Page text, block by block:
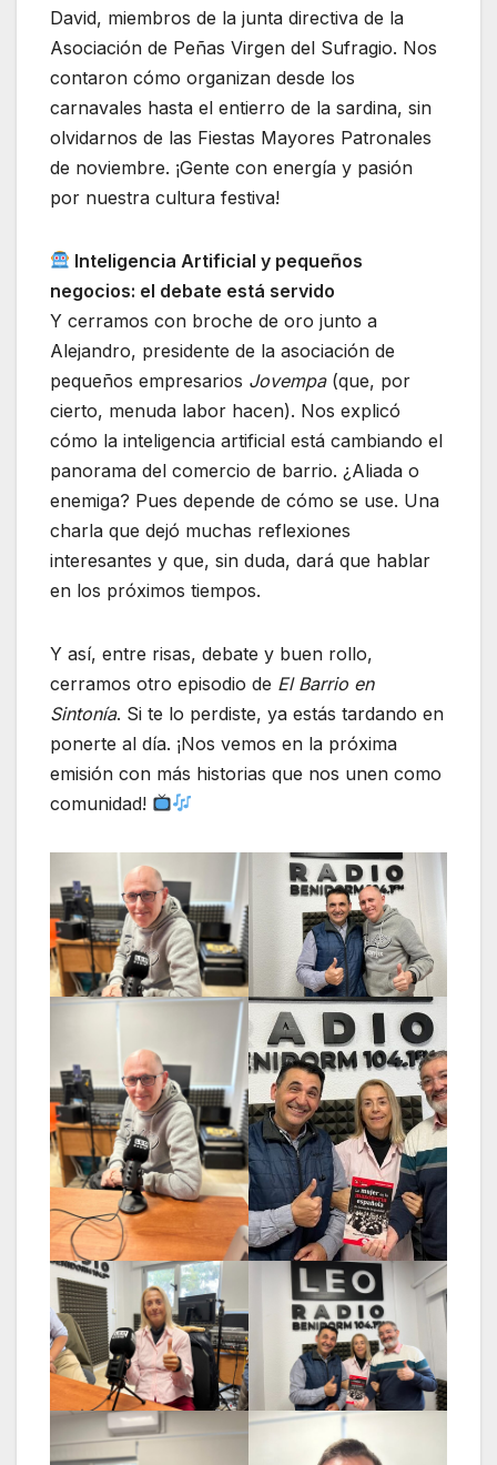
David, miembros de la junta directiva de la
Asociación de Peñas Virgen del Sufragio. Nos
contaron cómo organizan desde los
carnavales hasta el entierro de la sardina, sin
olvidarnos de las Fiestas Mayores Patronales
de noviembre. ¡Gente con energía y pasión
por nuestra cultura festiva!
Inteligencia Artificial y pequeños
negocios: el debate está servido
Y cerramos con broche de oro junto a
Alejandro, presidente de la asociación de
pequeños empresarios Jovempa(que, por
cierto, menuda labor hacen). Nos explicó
cómo la inteligencia artificial está cambiando el
panorama del comercio de barrio. ¿Aliada o
enemiga? Pues depende de cómo se use. Una
charla que dejó muchas reflexiones
interesantes y que, sin duda, dará que hablar
en los próximos tiempos.
Y así, entre risas, debate y buen rollo,
cerramos otro episodio de El Barrio en
Sintonía. Si te lo perdiste, ya estás tardando en
ponerte al día. ¡Nos vemos en la próxima
emisión con más historias que nos unen como
comunidad!